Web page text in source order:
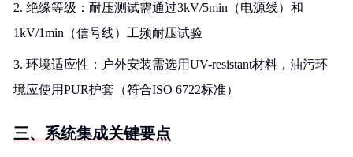
2. 绝缘等级：耐压测试需通过3kV/5min（电源线）和
1kV/1min（信号线）工频耐压试验
3. 环境适应性：户外安装需选用UV-resistant材料，油污环
境应使用PUR护套（符合ISO 6722标准）
三、系统集成关键要点